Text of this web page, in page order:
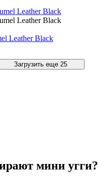
Leather Black
Загрузить еще 25
мини угги?